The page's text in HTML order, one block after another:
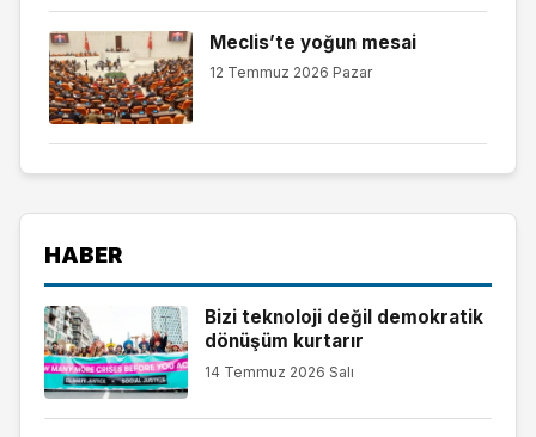
Meclis’te yoğun mesai
12 Temmuz 2026 Pazar
HABER
Bizi teknoloji değil demokratik
dönüşüm kurtarır
14 Temmuz 2026 Salı